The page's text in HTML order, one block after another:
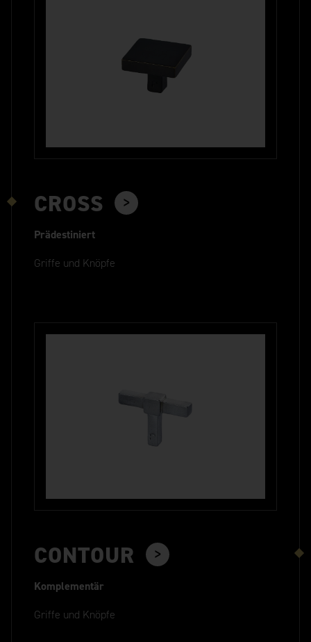
CROSS
Prädestiniert
Griffe und Knöpfe
CONTOUR
Komplementär
Griffe und Knöpfe